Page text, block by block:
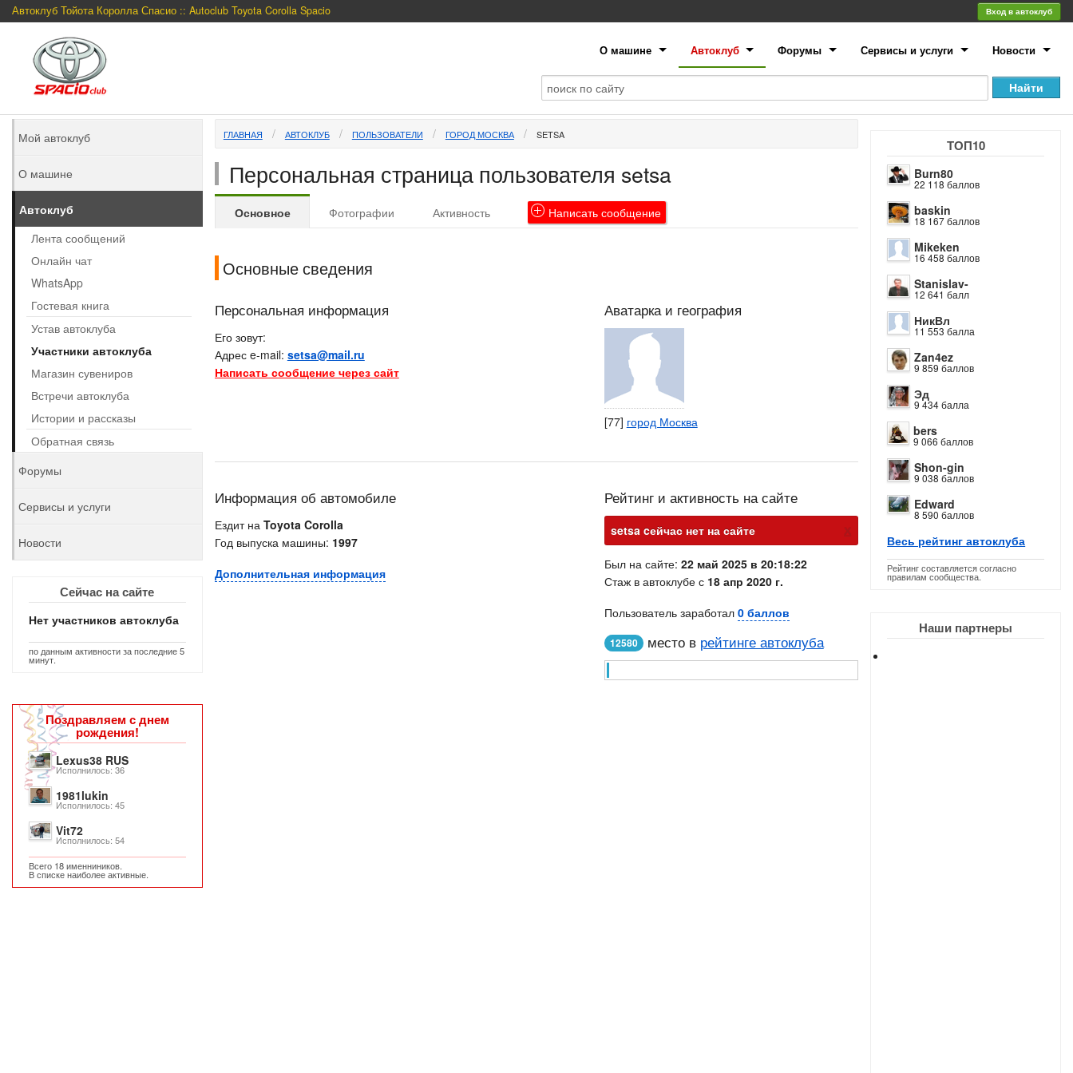
Автоклуб Тойота Королла Спасио :: Autoclub Toyota Corolla Spacio Вход в автоклуб
О машине Автоклуб Форумы Сервисы и услуги Новости
ТОП10
Burn80
22 118 баллов
baskin
18 167 баллов
Mikeken
16 458 баллов
Stanislav-
12 641 балл
НикВл
11 553 балла
Zan4ez
9 859 баллов
Эд
9 434 балла
bers
9 066 баллов
Shon-gin
9 038 баллов
Edward
8 590 баллов
Весь рейтинг автоклуба
Рейтинг составляется согласно
правилам сообщества.
Наши партнеры
ГЛАВНАЯ АВТОКЛУБ ПОЛЬЗОВАТЕЛИ ГОРОД МОСКВА SETSA
Персональная страница пользователя setsa
Основное Фотографии Активность Написатьсообщение
Основные сведения
Персональная информация
Его зовут:
Адрес e-mail: setsa@mail.ru
Написать сообщение через сайт
Аватарка и география
[77] город Москва
Информация об автомобиле
Ездит на Toyota Corolla
Год выпуска машины: 1997
Дополнительная информация
Рейтинг и активность на сайте
setsa cейчас нет на сайте х
Был на сайте: 22 май 2025 в 20:18:22
Стаж в автоклубе с 18 апр 2020 г.
Пользователь заработал 0 баллов
12580 место в рейтинге автоклуба
Мой автоклуб
О машине
Автоклуб
Лента сообщений
Онлайн чат
WhatsApp
Гостевая книга
Устав автоклуба
Участники автоклуба
Магазин сувениров
Встречи автоклуба
Истории и рассказы
Обратная связь
Форумы
Сервисы и услуги
Новости
Сейчас на сайте
Нет участников автоклуба
по данным активности за последние 5
минут.
Поздравляем с днем
рождения!
Lexus38 RUS
Исполнилось: 36
1981lukin
Исполнилось: 45
Vit72
Исполнилось: 54
Всего 18 именниников.
В списке наиболее активные.